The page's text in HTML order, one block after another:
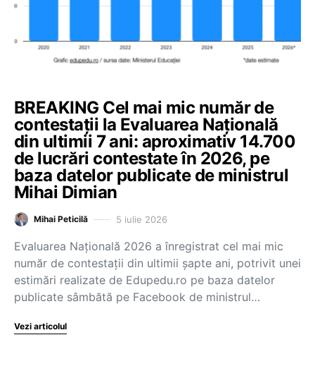
BREAKING Cel mai mic număr de
contestații la Evaluarea Națională
din ultimii 7 ani: aproximativ 14.700
de lucrări contestate în 2026, pe
baza datelor publicate de ministrul
Mihai Dimian
Mihai Peticilă 5 iulie 2026
Evaluarea Națională 2026 a înregistrat cel mai mic
număr de contestații din ultimii șapte ani, potrivit unei
estimări realizate de Edupedu.ro pe baza datelor
publicate sâmbătă pe Facebook de ministrul…
Vezi articolul